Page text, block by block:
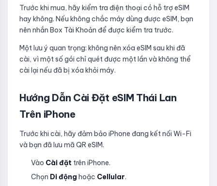
Trước khi mua, hãy kiểm tra điện thoại có hỗ trợ eSIM
hay không. Nếu không chắc máy dùng được eSIM, bạn
nên nhắn Box Tài Khoản để được kiểm tra trước.
Một lưu ý quan trọng: không nên xóa eSIM sau khi đã
cài, vì một số gói chỉ quét được một lần và không thể
cài lại nếu đã bị xóa khỏi máy.
Hướng Dẫn Cài Đặt eSIM Thái Lan
Trên iPhone
Trước khi cài, hãy đảm bảo iPhone đang kết nối Wi-Fi
và bạn đã lưu mã QR eSIM.
Vào Cài đặt trên iPhone.
Chọn Di động hoặc Cellular.